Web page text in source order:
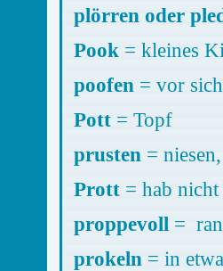
plörren oder
Pook = kleines
poofen = vor
Pott = Topf
prusten =
Prott = hab
proppevoll =
prokeln = in